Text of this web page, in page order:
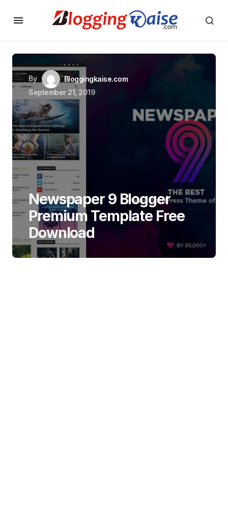
By
Bloggingkaise.com
September 21, 2019
Newspaper 9 Blogger
Premium Template Free
Download